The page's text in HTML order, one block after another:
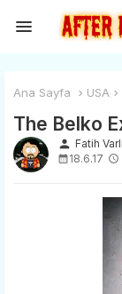
Ana Sayfa USA
The Belko
person Fatih
18.6.17